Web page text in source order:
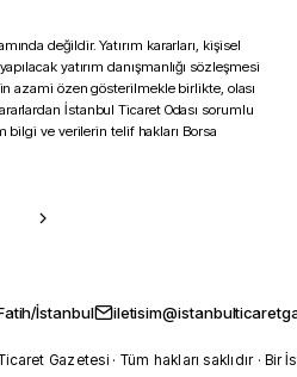
değildir. Yatırım kararları, kişisel
yatırım danışmanlığı sözleşmesi
azami özen gösterilmekle birlikte, olası
İstanbul Ticaret Odası sorumlu
bilgi ve verilerin telif hakları Borsa
İstanbul
Gazetesi · Tüm hakları saklıdır · Bir